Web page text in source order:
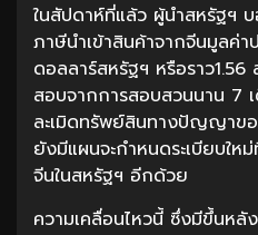
ในสัปดาห์ที่แล้ว ผู้นำสหรัฐฯ
ภาษีนำเข้าสินค้าจากจีนมูลค่
ดอลลาร์สหรัฐฯ หรือราว
สอบจากการสอบสวนนาน 7
ละเมิดทรัพย์สินทางปัญญาข
ยังมีแผนจะกำหนดระเบียบให
จีนในสหรัฐฯ อีกด้วย
ความเคลื่อนไหวนี้ ซึ่งมีขึ้นหลั